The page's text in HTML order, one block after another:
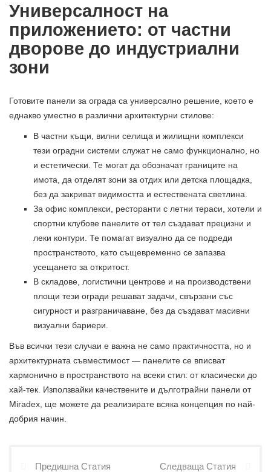
Универсалност на
приложението: от частни
дворове до индустриални
зони
Готовите панели за ограда са универсално решение, което е
еднакво уместно в различни архитектурни стилове:
В частни къщи, вилни селища и жилищни комплекси
тези оградни системи служат не само функционално, но
и естетически. Те могат да обозначат границите на
имота, да отделят зони за отдих или детска площадка,
без да закриват видимостта и естествената светлина.
За офис комплекси, ресторанти с летни тераси, хотели и
спортни клубове панелите от тел създават прецизни и
леки контури. Те помагат визуално да се подреди
пространството, като същевременно се запазва
усещането за откритост.
В складове, логистични центрове и на производствени
площи тези огради решават задачи, свързани със
сигурност и разграничаване, без да създават масивни
визуални бариери.
Във всички тези случаи е важна не само практичността, но и
архитектурната съвместимост — панелите се вписват
хармонично в пространството на всеки стил: от класически до
хай-тек. Използвайки качествените и дълготрайни панели от
Miradex, ще можете да реализирате всяка концепция по най-
добрия начин.
Предишна Статия Следваща Статия